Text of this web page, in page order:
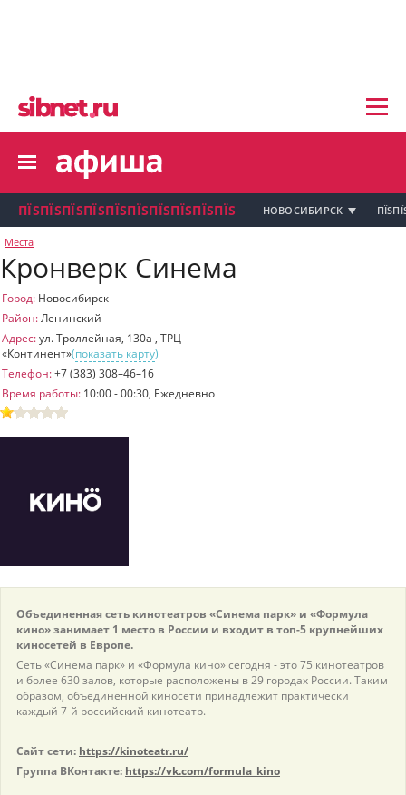
пїЅпїЅпїЅпїЅпїЅпїЅпїЅпїЅ
пїЅпїЅпїЅпїЅпїЅпїЅпїЅ
пїЅпїЅпїЅ пїЅпїЅпїЅпїЅпїЅпїЅпїЅ пїЅпїЅ
пїЅпїЅпїЅпїЅпїЅ
пїЅпїЅпїЅ пїЅпїЅпїЅпїЅпїЅпїЅпїЅ
пїЅпїЅпїЅ пїЅпїЅпїЅпїЅпїЅпїЅпїЅ
пїЅпїЅпїЅ
пїЅпїЅпїЅ
пїЅпїЅпїЅ пїЅпїЅпїЅпїЅпїЅ
пїЅпїЅпїЅпїЅпїЅ
пїЅпїЅпїЅпїЅпїЅпїЅпїЅпїЅпїЅпїЅ
пїЅпїЅпїЅ пїЅпїЅпїЅпїЅпїЅпїЅпїЅ
пїЅпїЅпїЅ пїЅпїЅпїЅпїЅпїЅпїЅпїЅ
пїЅпїЅпїЅ
пїЅпїЅпїЅ
пїЅпїЅпїЅ пїЅпїЅпїЅпїЅпїЅ
пїЅпїЅпїЅ пїЅпїЅпїЅпїЅпїЅпїЅ
пїЅпїЅпїЅпїЅпїЅ
ПЇЅПЇЅПЇЅПЇЅПЇЅПЇЅПЇЅПЇЅПЇЅПЇЅ НОВОСИБИРСК
Места
Кронверк Синема
Город: Новосибирск
Район:Ленинский
Адрес:ул. Троллейная, 130а , ТРЦ
«Континент»(показать карту)
Телефон:+7 (383) 308–46–16
Время работы: 10:00 - 00:30, Ежедневно
Объединенная сеть кинотеатров «Синема парк» и «Формула
кино» занимает 1 место в России и входит в топ-5 крупнейших
киносетей в Европе.
Сеть «Синема парк» и «Формула кино» сегодня - это 75 кинотеатров
и более 630 залов, которые расположены в 29 городах России. Таким
образом, объединенной киносети принадлежит практически
каждый 7-й российский кинотеатр.
Сайт сети: https://kinoteatr.ru/
Группа ВКонтакте: https://vk.com/formula_kino